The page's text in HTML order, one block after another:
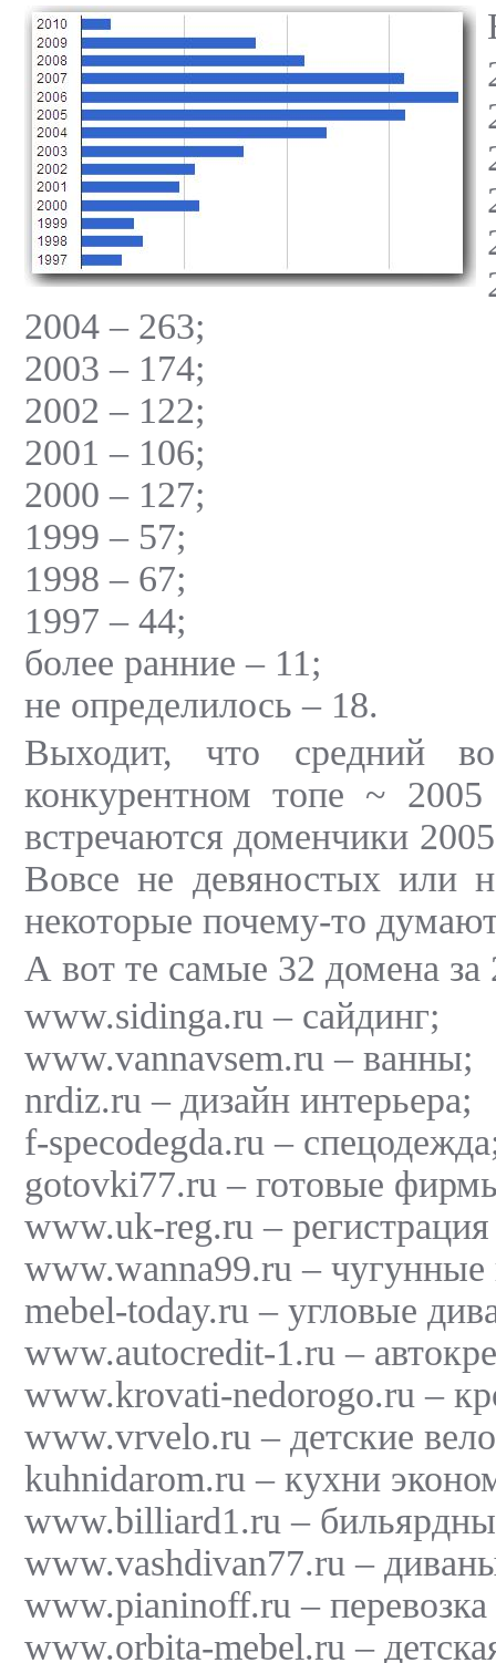
2004 – 263;
2003 – 174;
2002 – 122;
2001 – 106;
2000 – 127;
1999 – 57;
1998 – 67;
1997 – 44;
более ранние – 11;
не определилось – 18.
Выходит, что средний
конкурентном топе ~
встречаются доменчики
Вовсе не девяностых или
некоторые почему-то
А вот те самые 32 домена за
www.sidinga.ru – сайдинг;
www.vannavsem.ru – ванны;
nrdiz.ru – дизайн интерьера;
f-specodegda.ru –
gotovki77.ru – готовые
www.uk-reg.ru –
www.wanna99.ru –
mebel-today.ru – угловые
www.autocredit-1.ru –
www.krovati-nedorogo.ru –
www.vrvelo.ru – детские
kuhnidarom.ru – кухни
www.billiard1.ru –
www.vashdivan77.ru –
www.pianinoff.ru –
www.orbita-mebel.ru –